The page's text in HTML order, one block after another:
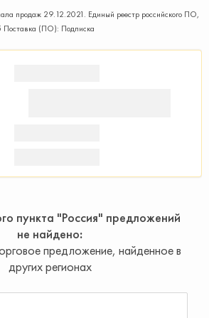
продаж 29.12.2021. Единый реестр российского ПО,
(ПО): Подписка
пункта "Россия" предложений
не найдено
предложение, найденное в
других регионах